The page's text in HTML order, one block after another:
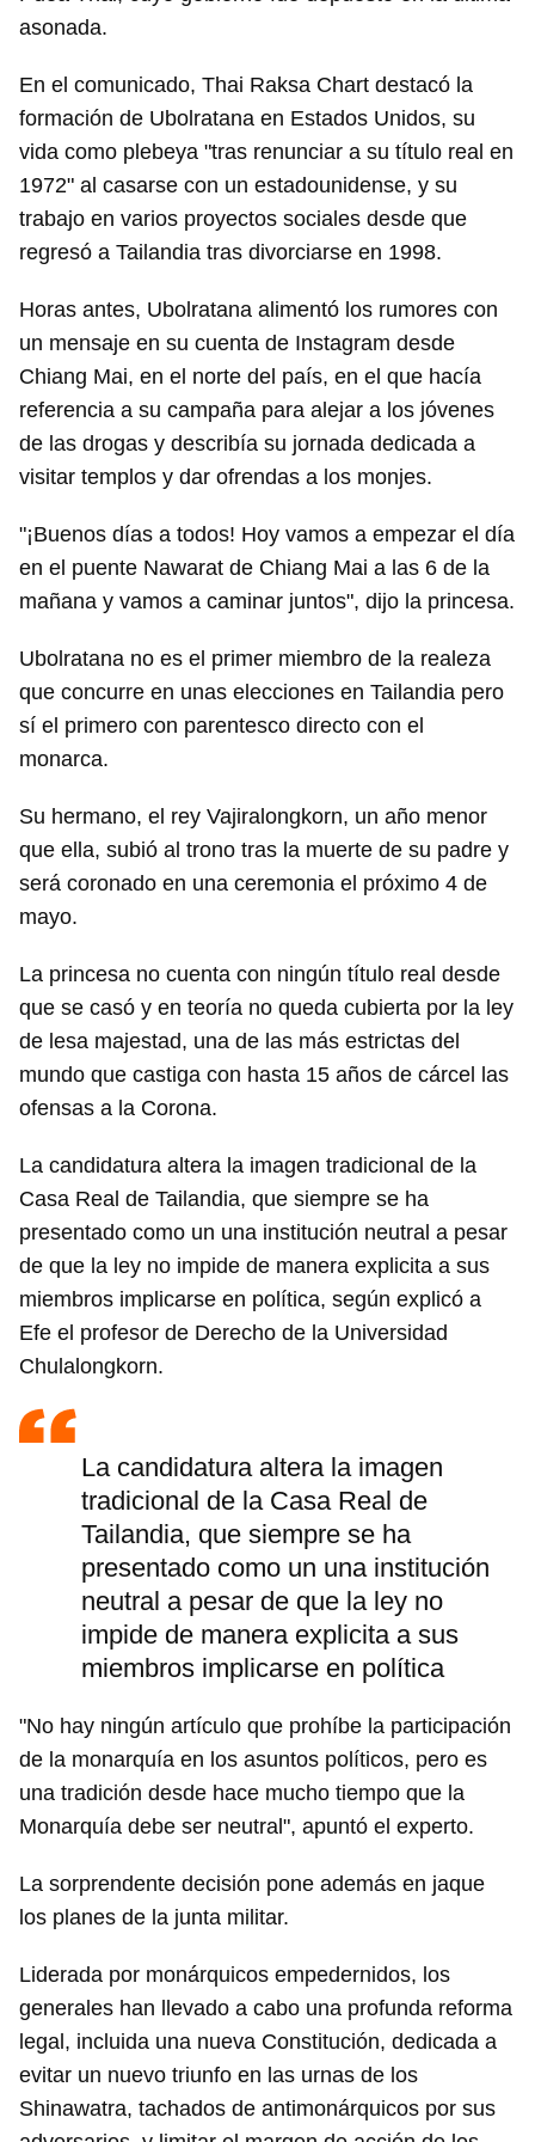
asonada.
En el comunicado, Thai Raksa Chart destacó la
formación de Ubolratana en Estados Unidos, su
vida como plebeya "tras renunciar a su título real en
1972" al casarse con un estadounidense, y su
trabajo en varios proyectos sociales desde que
regresó a Tailandia tras divorciarse en 1998.
Horas antes, Ubolratana alimentó los rumores con
un mensaje en su cuenta de Instagram desde
Chiang Mai, en el norte del país, en el que hacía
referencia a su campaña para alejar a los jóvenes
de las drogas y describía su jornada dedicada a
visitar templos y dar ofrendas a los monjes.
"¡Buenos días a todos! Hoy vamos a empezar el día
en el puente Nawarat de Chiang Mai a las 6 de la
mañana y vamos a caminar juntos", dijo la princesa.
Ubolratana no es el primer miembro de la realeza
que concurre en unas elecciones en Tailandia pero
sí el primero con parentesco directo con el
monarca.
Su hermano, el rey Vajiralongkorn, un año menor
que ella, subió al trono tras la muerte de su padre y
será coronado en una ceremonia el próximo 4 de
mayo.
La princesa no cuenta con ningún título real desde
que se casó y en teoría no queda cubierta por la ley
de lesa majestad, una de las más estrictas del
mundo que castiga con hasta 15 años de cárcel las
ofensas a la Corona.
La candidatura altera la imagen tradicional de la
Casa Real de Tailandia, que siempre se ha
presentado como un una institución neutral a pesar
de que la ley no impide de manera explicita a sus
miembros implicarse en política, según explicó a
Efe el profesor de Derecho de la Universidad
Chulalongkorn.
La candidatura altera la imagen
tradicional de la Casa Real de
Tailandia, que siempre se ha
presentado como un una institución
neutral a pesar de que la ley no
impide de manera explicita a sus
miembros implicarse en política
"No hay ningún artículo que prohíbe la participación
de la monarquía en los asuntos políticos, pero es
una tradición desde hace mucho tiempo que la
Monarquía debe ser neutral", apuntó el experto.
La sorprendente decisión pone además en jaque
los planes de la junta militar.
Liderada por monárquicos empedernidos, los
generales han llevado a cabo una profunda reforma
legal, incluida una nueva Constitución, dedicada a
evitar un nuevo triunfo en las urnas de los
Shinawatra, tachados de antimonárquicos por sus